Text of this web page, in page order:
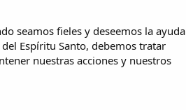
seamos fieles y deseemos la ayuda
Espíritu Santo, debemos tratar
nuestras acciones y nuestros